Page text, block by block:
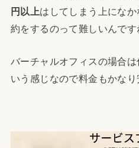
円以上はしてしまう上にな
約をするのって難しいんです
バーチャルオフィスの場合
いう感じなので料金もかなり